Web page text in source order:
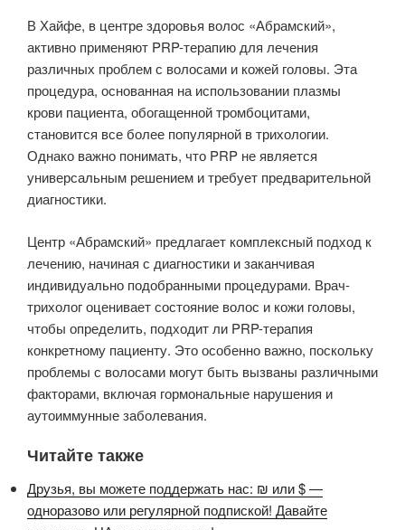
В Хайфе, в центре здоровья волос «Абрамский»,
активно применяют PRP-терапию для лечения
различных проблем с волосами и кожей головы. Эта
процедура, основанная на использовании плазмы
крови пациента, обогащенной тромбоцитами,
становится все более популярной в трихологии.
Однако важно понимать, что PRP не является
универсальным решением и требует предварительной
диагностики.
Центр «Абрамский» предлагает комплексный подход к
лечению, начиная с диагностики и заканчивая
индивидуально подобранными процедурами. Врач-
трихолог оценивает состояние волос и кожи головы,
чтобы определить, подходит ли PRP-терапия
конкретному пациенту. Это особенно важно, поскольку
проблемы с волосами могут быть вызваны различными
факторами, включая гормональные нарушения и
аутоиммунные заболевания.
Читайте также
Друзья, вы можете поддержать нас: ₪ или $ —
одноразово или регулярной подпиской! Давайте